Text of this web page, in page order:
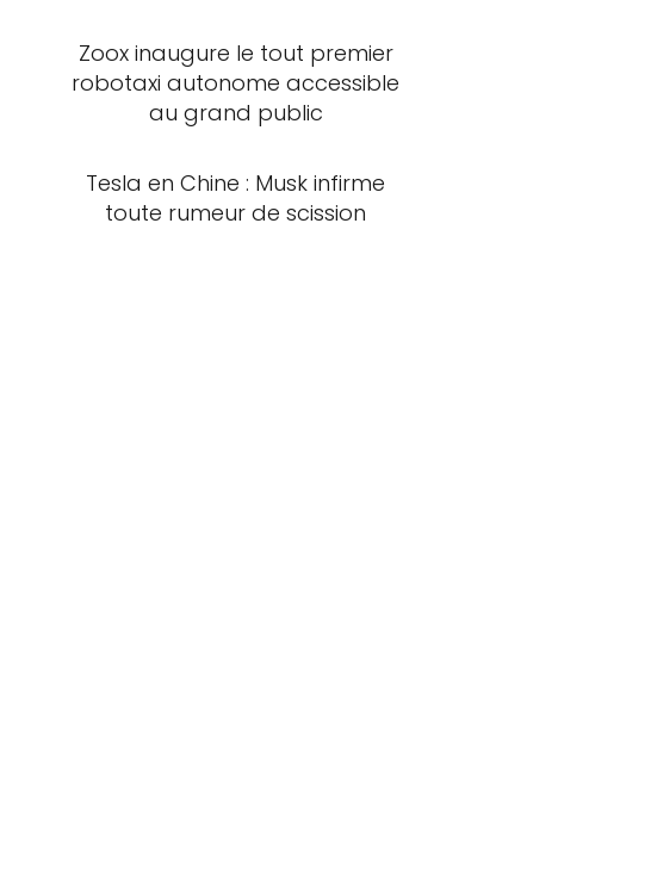
Zoox inaugure le tout premier
robotaxi autonome accessible
au grand public
Tesla en Chine : Musk infirme
toute rumeur de scission